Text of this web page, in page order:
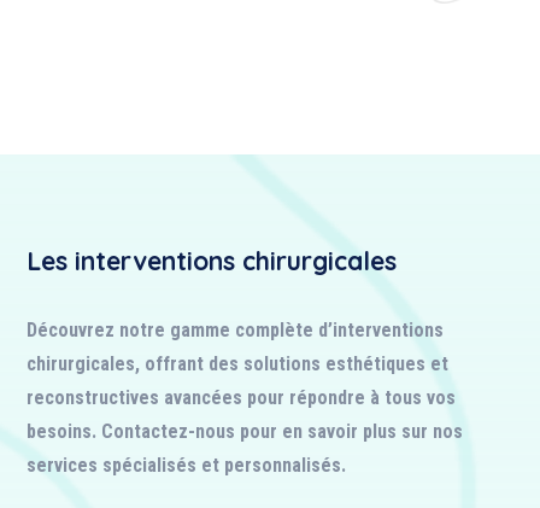
Les interventions chirurgicales
Découvrez notre gamme complète d’interventions
chirurgicales, offrant des solutions esthétiques et
reconstructives avancées pour répondre à tous vos
besoins. Contactez-nous pour en savoir plus sur nos
services spécialisés et personnalisés.